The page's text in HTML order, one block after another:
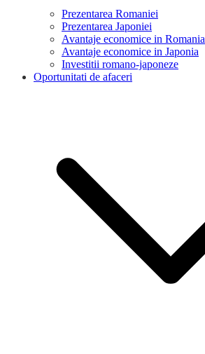
Prezentarea Romaniei
Prezentarea Japoniei
Avantaje economice in Romania
Avantaje economice in Japonia
Investitii romano-japoneze
Oportunitati de afaceri